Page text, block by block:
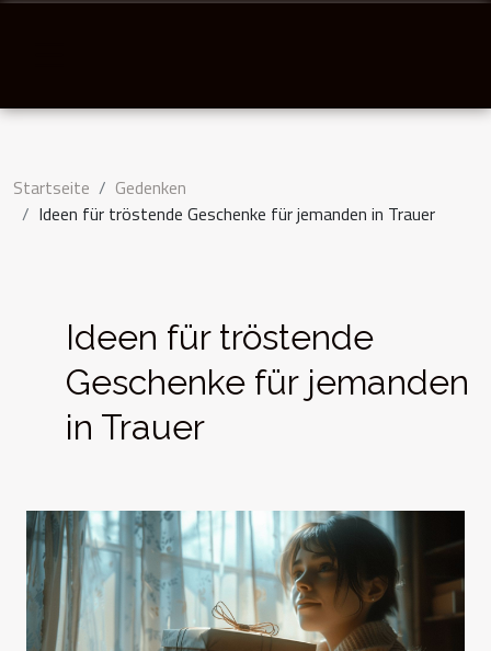
Startseite
Gedenken
Ideen für tröstende Geschenke für jemanden in Trauer
Ideen für tröstende
Geschenke für jemanden
in Trauer